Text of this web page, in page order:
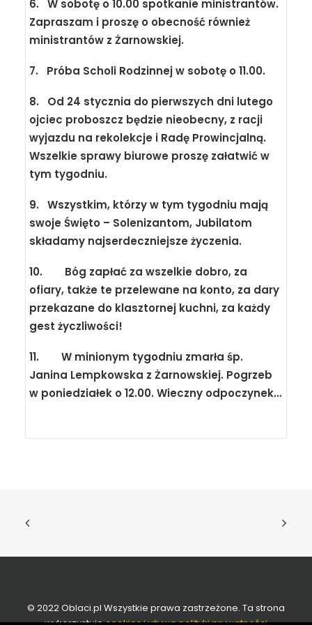
6. W sobotę o 10.00 spotkanie ministrantów.
Zapraszam i proszę o obecność również
ministrantów z Żarnowskiej.
7. Próba Scholi Rodzinnej w sobotę o 11.00.
8. Od 24 stycznia do pierwszych dni lutego
ojciec proboszcz będzie nieobecny, z racji
wyjazdu na rekolekcje i Radę Prowincjalną.
Wszelkie sprawy biurowe proszę załatwić w
tym tygodniu.
9. Wszystkim, którzy w tym tygodniu mają
swoje Święto – Solenizantom, Jubilatom
składamy najserdeczniejsze życzenia.
10. Bóg zapłać za wszelkie dobro, za
ofiary, także te przelewane na konto, za dary
przekazane do klasztornej kuchni, za każdy
gest życzliwości!
11. W minionym tygodniu zmarła śp.
Janina Lempkowska z Żarnowskiej. Pogrzeb
w poniedziałek o 12.00. Wieczny odpoczynek…
© 2022 Oblaci.pl Wszystkie prawa zastrzeżone. Ta strona